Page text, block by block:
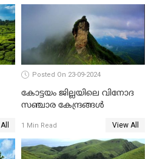
Posted On 23-09-2024
കോട്ടയം ജില്ലയിലെ വിനോദ
സഞ്ചാര കേന്ദ്രങ്ങൾ
1 Min Read View All